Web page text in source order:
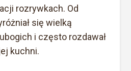
rozrywkach. Od
się wielką
i często rozdawał
kuchni.